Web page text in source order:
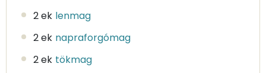
2 ek lenmag
2 ek napraforgómag
2 ek tökmag